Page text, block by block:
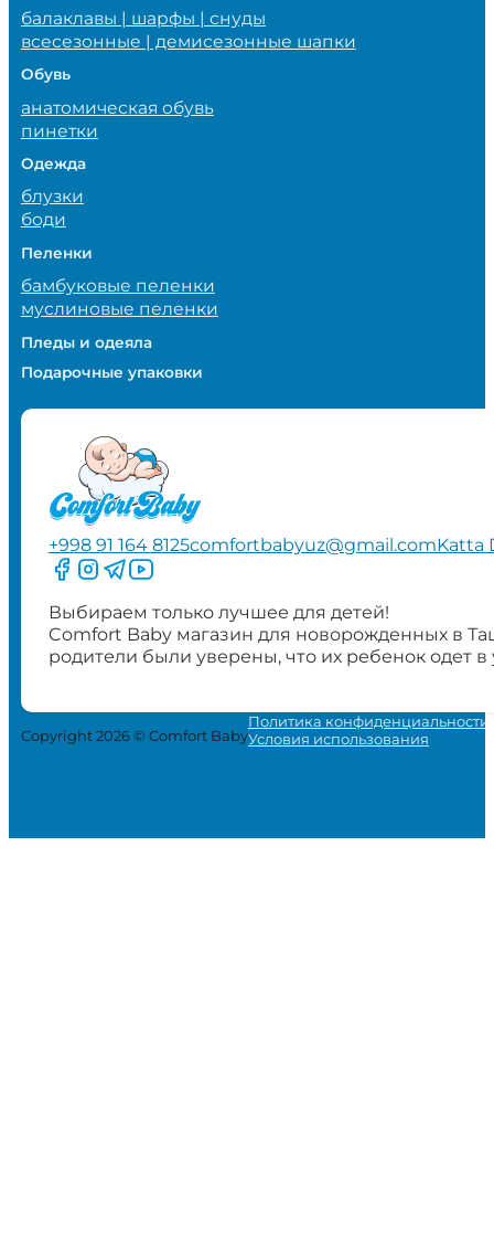
балаклавы | шарфы | снуды
всесезонные | демисезонные шапки
Обувь
анатомическая обувь
пинетки
Одежда
блузки
боди
Пеленки
бамбуковые пеленки
муслиновые пеленки
Пледы и одеяла
Подарочные упаковки
+998 91 164 8125comfortbabyuz@gmail.comKatta
Следите за нами на Facebook
Следите за нами в Instagram
Следите за нами в Telegram
Следите за нами в YouTube
Выбираем только лучшее для детей!
Comfort Baby магазин для новорожденных в
родители были уверены, что их ребенок одет
Copyright 2026 © Comfort Baby
Политика конфиденциальности
Условия использования